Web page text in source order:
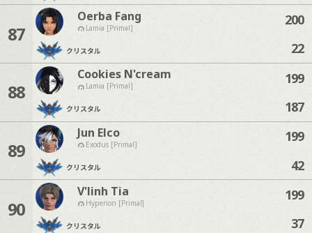
87
Oerba Fang
Lamia [Primal]
クリスタル
200
22
88
Cookies N'cream
Lamia [Primal]
クリスタル
199
187
89
Jun Elco
Exodus [Primal]
クリスタル
199
42
90
V'linh Tia
Hyperion [Primal]
クリスタル
199
37